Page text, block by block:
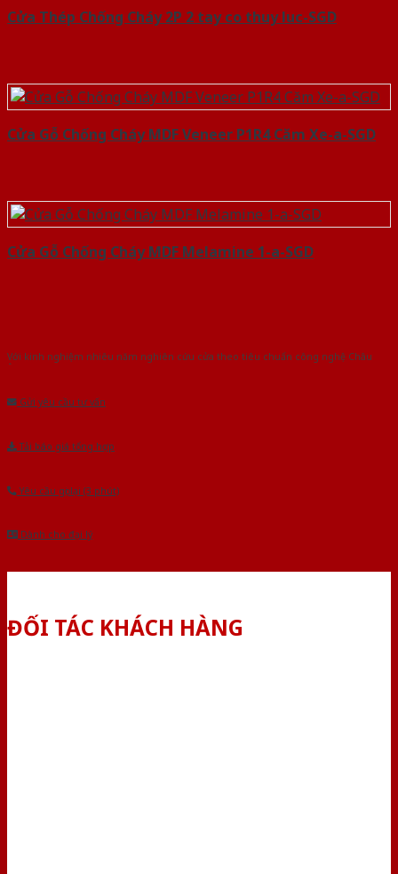
Cửa Thép Chống Cháy 2P 2 tay co thuy luc-SGD
Cửa Gỗ Chống Cháy MDF Veneer P1R4 Căm Xe-a-SGD
Cửa Gỗ Chống Cháy MDF Melamine 1-a-SGD
Với kinh nghiệm nhiêu năm nghiên cứu cửa theo tiêu chuẩn công nghệ Châu
Gửi yêu cầu tư vấn
Tải báo giá tổng hợp
Yêu cầu gọi lại (3 phút)
Dành cho đại lý
ĐỐI TÁC KHÁCH HÀNG